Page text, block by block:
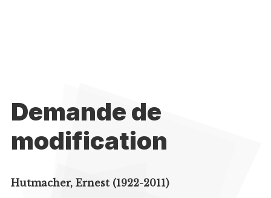
Demande de
modification
Hutmacher, Ernest (1922-2011)